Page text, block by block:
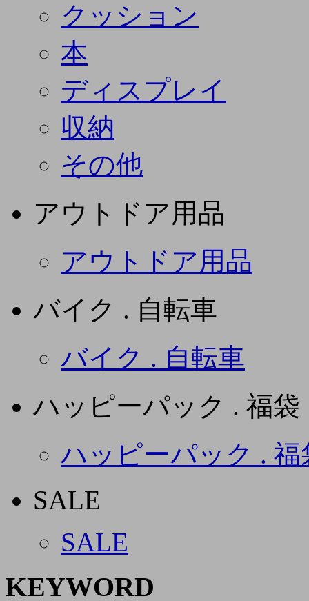
クッション
本
ディスプレイ
収納
その他
アウトドア用品
アウトドア用品
バイク . 自転車
バイク . 自転車
ハッピーパック . 福袋
ハッピーパック . 福
SALE
SALE
KEYWORD